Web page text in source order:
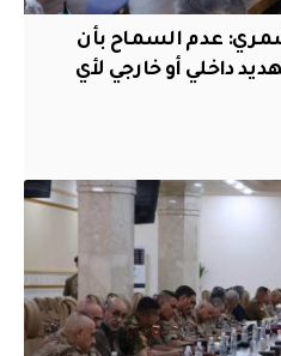
عدم السماح بأن
داخلي أو خارجي لأي